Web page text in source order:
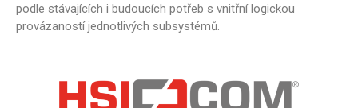
podle stávajících i budoucích potřeb s vnitřní logickou
provázaností jednotlivých subsystémů.